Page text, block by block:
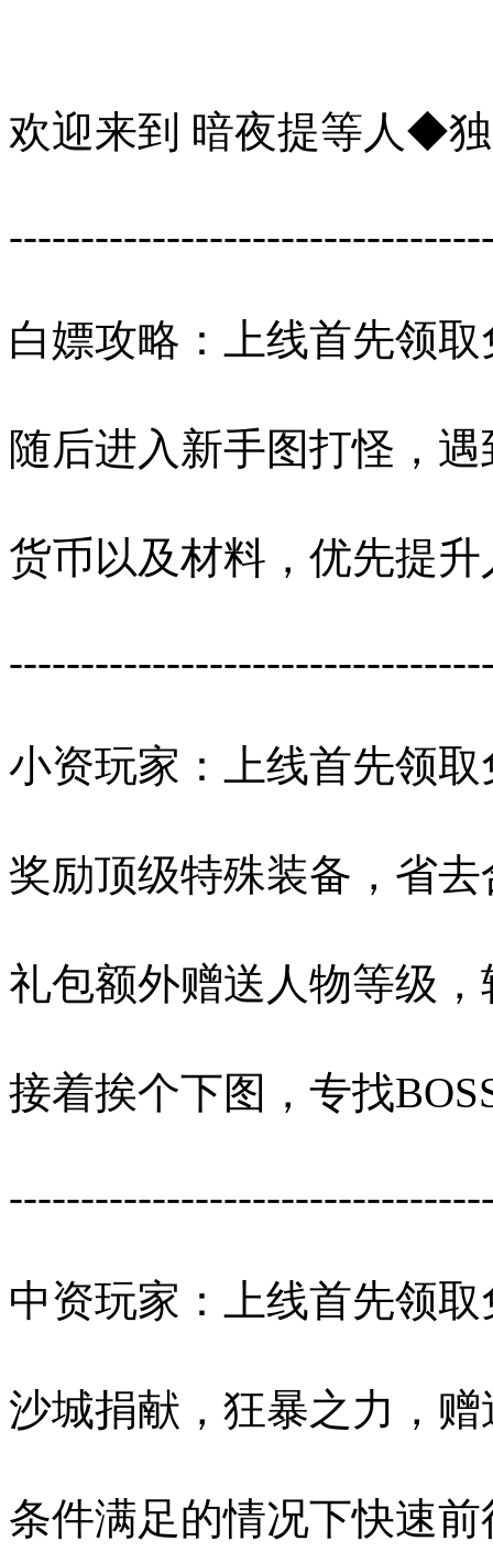
欢迎来到 暗夜提等人◆
白嫖攻略：上线首先领
随后进入新手图打怪，
货币以及材料，优先提
小资玩家：上线首先领
奖励顶级特殊装备，省
礼包额外赠送人物等级
接着挨个下图，专找
中资玩家：上线首先领
沙城捐献，狂暴之力，
条件满足的情况下快速